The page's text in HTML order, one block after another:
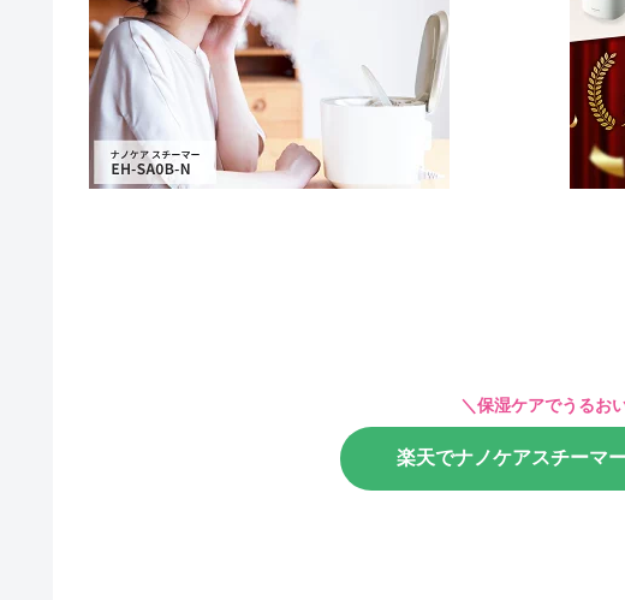
＼保湿ケアでうるお
楽天でナノケアスチーマ